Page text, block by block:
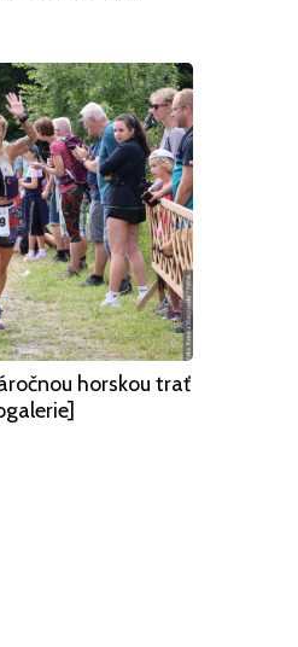
horskou trať